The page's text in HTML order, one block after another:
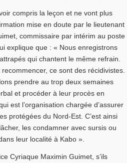
compris la leçon et ne vont plus
mise en doute par le lieutenant
commissaire par intérim au poste
explique que : « Nous enregistrons
qui chantent le même refrain.
ce sont des récidivistes.
prendre au trop deux semaines
et procéder à leur procès en
est l’organisation chargée d’assurer
protégées du Nord-Est. C’est ainsi
les condamner avec sursis ou
leur localité à Kabo ».
Cyriaque Maximin Guimet, s’ils